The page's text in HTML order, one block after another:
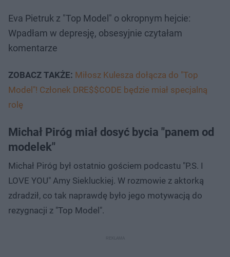
Eva Pietruk z "Top Model" o okropnym hejcie:
Wpadłam w depresję, obsesyjnie czytałam
komentarze
ZOBACZ TAKŻE: Miłosz Kulesza dołącza do "Top
Model"! Członek DRE$$CODE będzie miał specjalną
rolę
Michał Piróg miał dosyć bycia "panem od
modelek"
Michał Piróg był ostatnio gościem podcastu "P.S. I
LOVE YOU" Amy Siekluckiej. W rozmowie z aktorką
zdradził, co tak naprawdę było jego motywacją do
rezygnacji z "Top Model".